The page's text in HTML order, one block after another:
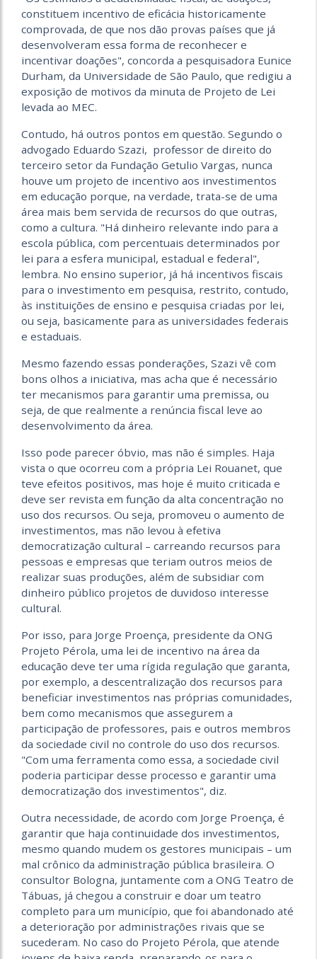
constituem incentivo de eficácia historicamente
comprovada, de que nos dão provas países que já
desenvolveram essa forma de reconhecer e
incentivar doações", concorda a pesquisadora Eunice
Durham, da Universidade de São Paulo, que redigiu a
exposição de motivos da minuta de Projeto de Lei
levada ao MEC.
Contudo, há outros pontos em questão. Segundo o
advogado Eduardo Szazi, professor de direito do
terceiro setor da Fundação Getulio Vargas, nunca
houve um projeto de incentivo aos investimentos
em educação porque, na verdade, trata-se de uma
área mais bem servida de recursos do que outras,
como a cultura. "Há dinheiro relevante indo para a
escola pública, com percentuais determinados por
lei para a esfera municipal, estadual e federal",
lembra. No ensino superior, já há incentivos fiscais
para o investimento em pesquisa, restrito, contudo,
às instituições de ensino e pesquisa criadas por lei,
ou seja, basicamente para as universidades federais
e estaduais.
Mesmo fazendo essas ponderações, Szazi vê com
bons olhos a iniciativa, mas acha que é necessário
ter mecanismos para garantir uma premissa, ou
seja, de que realmente a renúncia fiscal leve ao
desenvolvimento da área.
Isso pode parecer óbvio, mas não é simples. Haja
vista o que ocorreu com a própria Lei Rouanet, que
teve efeitos positivos, mas hoje é muito criticada e
deve ser revista em função da alta concentração no
uso dos recursos. Ou seja, promoveu o aumento de
investimentos, mas não levou à efetiva
democratização cultural – carreando recursos para
pessoas e empresas que teriam outros meios de
realizar suas produções, além de subsidiar com
dinheiro público projetos de duvidoso interesse
cultural.
Por isso, para Jorge Proença, presidente da ONG
Projeto Pérola, uma lei de incentivo na área da
educação deve ter uma rígida regulação que garanta,
por exemplo, a descentralização dos recursos para
beneficiar investimentos nas próprias comunidades,
bem como mecanismos que assegurem a
participação de professores, pais e outros membros
da sociedade civil no controle do uso dos recursos.
"Com uma ferramenta como essa, a sociedade civil
poderia participar desse processo e garantir uma
democratização dos investimentos", diz.
Outra necessidade, de acordo com Jorge Proença, é
garantir que haja continuidade dos investimentos,
mesmo quando mudem os gestores municipais – um
mal crônico da administração pública brasileira. O
consultor Bologna, juntamente com a ONG Teatro de
Tábuas, já chegou a construir e doar um teatro
completo para um município, que foi abandonado até
a deterioração por administrações rivais que se
sucederam. No caso do Projeto Pérola, que atende